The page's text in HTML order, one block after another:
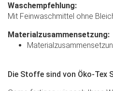
Waschempfehlung:
Mit Feinwaschmittel ohne
Materialzusammensetzung:
Die Stoffe sind von Öko-Tex